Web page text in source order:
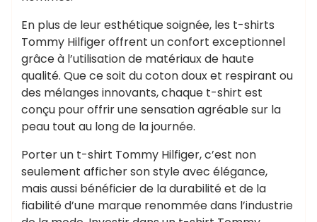
En plus de leur esthétique soignée, les t-shirts
Tommy Hilfiger offrent un confort exceptionnel
grâce à l’utilisation de matériaux de haute
qualité. Que ce soit du coton doux et respirant ou
des mélanges innovants, chaque t-shirt est
conçu pour offrir une sensation agréable sur la
peau tout au long de la journée.
Porter un t-shirt Tommy Hilfiger, c’est non
seulement afficher son style avec élégance,
mais aussi bénéficier de la durabilité et de la
fiabilité d’une marque renommée dans l’industrie